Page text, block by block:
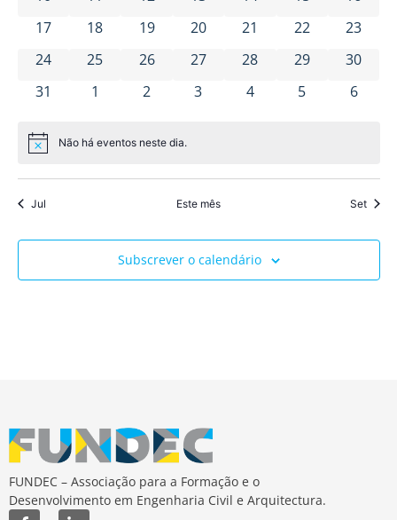
de
0 eventos
17 0 eventos
18 0 eventos
19 0 eventos
20 0 eventos
21 0 eventos
22 0
23
0 eventos
24 0 eventos
25 0 eventos
26 0 eventos
27 0 eventos
28 0 eventos
29 0
30
0 eventos
31 0 eventos
1 0 eventos
2 0 eventos
3 0 eventos
4 0 eventos
5 0
6
Aviso Não há eventos neste dia.
Jul Este mês Set
Subscrever o calendário
FUNDEC – Associação para a Formação e o
Desenvolvimento em Engenharia Civil e Arquitectura.